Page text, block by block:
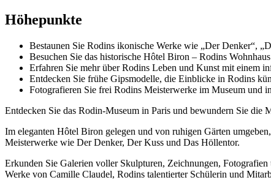
Höhepunkte
Bestaunen Sie Rodins ikonische Werke wie „Der Denker“,
Besuchen Sie das historische Hôtel Biron – Rodins
Erfahren Sie mehr über Rodins Leben und Kunst mit einem
Entdecken Sie frühe Gipsmodelle, die Einblicke in Rodins
Fotografieren Sie frei Rodins Meisterwerke im Museum und
Entdecken Sie das Rodin-Museum in Paris und bewundern Sie die
Im eleganten Hôtel Biron gelegen und von ruhigen Gärten
Meisterwerke wie Der Denker, Der Kuss und Das Höllentor.
Erkunden Sie Galerien voller Skulpturen, Zeichnungen,
Werke von Camille Claudel, Rodins talentierter Schülerin und